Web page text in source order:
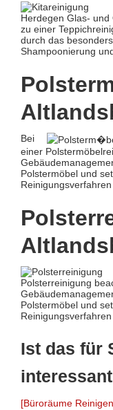
Herdegen Glas-
zu einer
durch das
Shampoonierung
Bei
einer
Polstermöbel und
Reinigungsverfahren
Polsterreinigung
Polstermöbel und
Reinigungsverfahren
Ist das für
[Büroräume